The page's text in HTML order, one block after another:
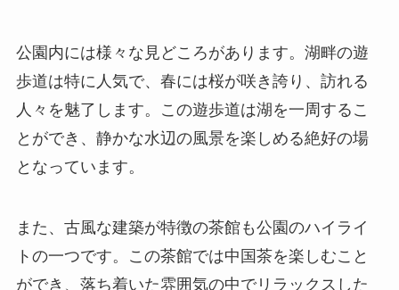
公園内には様々な見どころがあります。湖畔の遊
歩道は特に人気で、春には桜が咲き誇り、訪れる
人々を魅了します。この遊歩道は湖を一周するこ
とができ、静かな水辺の風景を楽しめる絶好の場
となっています。
また、古風な建築が特徴の茶館も公園のハイライ
トの一つです。この茶館では中国茶を楽しむこと
ができ、落ち着いた雰囲気の中でリラックスした